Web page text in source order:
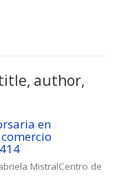
author,
en
MistralCentro de